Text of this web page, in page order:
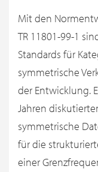
Mit den
TR 11801-99-1
Standards für
symmetrische
der Entwicklung.
Jahren
symmetrische
für die
einer